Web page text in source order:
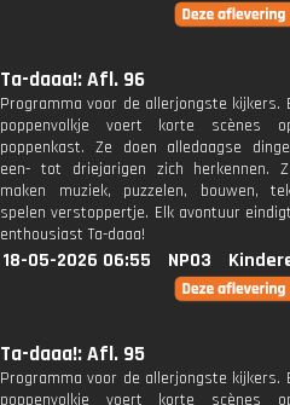
Ta-daaa!: Afl. 96
Programma voor de allerjongste kijkers.
poppenvolkje voert korte scènes
poppenkast. Ze doen alledaagse
een- tot driejarigen zich herkennen.
maken muziek, puzzelen, bouwen,
spelen verstoppertje. Elk avontuur
enthousiast Ta-daaa!
18-05-2026 06:55 NPO3
Ta-daaa!: Afl. 95
Programma voor de allerjongste kijkers.
poppenvolkje voert korte scènes